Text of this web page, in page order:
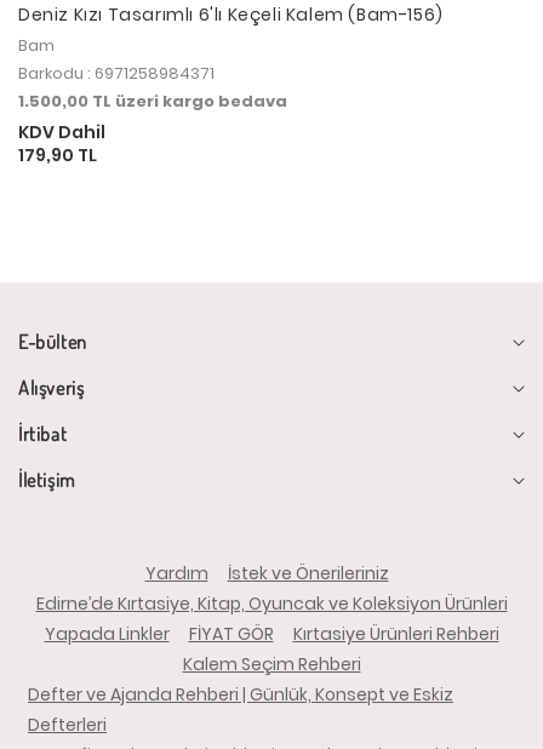
Deniz Kızı Tasarımlı 6'lı Keçeli Kalem (Bam-156)
Bam
Barkodu : 6971258984371
1.500,00 TL üzeri kargo bedava
KDV Dahil
179,90 TL
E-bülten
Alışveriş
İrtibat
İletişim
Yardım
İstek ve Önerileriniz
Edirne’de Kırtasiye, Kitap, Oyuncak ve Koleksiyon Ürünleri
Yapada Linkler
FİYAT GÖR
Kırtasiye Ürünleri Rehberi
Kalem Seçim Rehberi
Defter ve Ajanda Rehberi | Günlük, Konsept ve Eskiz
Defterleri